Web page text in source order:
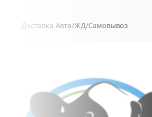
Доставка Авто/ЖД/Самовывоз